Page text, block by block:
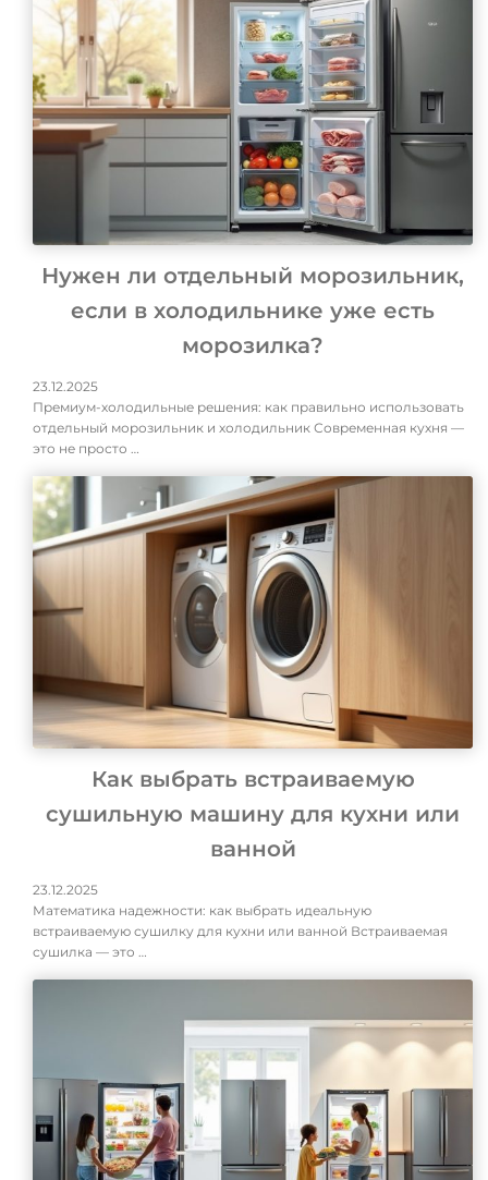
Нужен ли отдельный морозильник,
если в холодильнике уже есть
морозилка?
23.12.2025
Премиум-холодильные решения: как правильно использовать
отдельный морозильник и холодильник Современная кухня —
это не просто …
Как выбрать встраиваемую
сушильную машину для кухни или
ванной
23.12.2025
Математика надежности: как выбрать идеальную
встраиваемую сушилку для кухни или ванной Встраиваемая
сушилка — это …